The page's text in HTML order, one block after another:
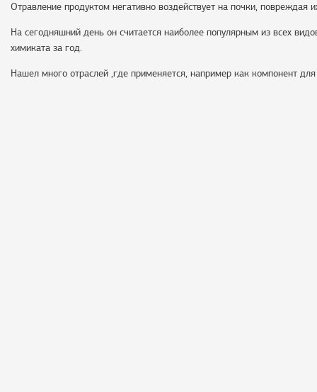
Отравление продуктом негативно воздействует на почки, повреждая
На сегодняшний день он считается наиболее популярным из всех
химиката за год.
Нашел много отраслей ,где применяется, например как компонент